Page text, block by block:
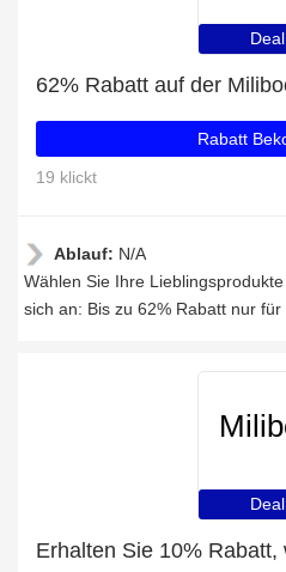
Deal
62% Rabatt auf der
Rabatt
19 klickt
Ablauf: N/A
Wählen Sie Ihre
sich an: Bis zu 62% Rabatt nur für
Deal